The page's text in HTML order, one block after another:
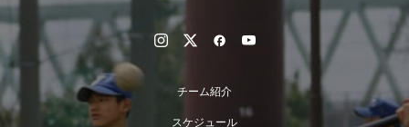
チーム紹介
スケジュール